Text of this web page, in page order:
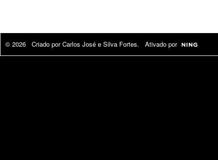
© 2026 Criado porCarlos José e Silva Fortes. Ativado por